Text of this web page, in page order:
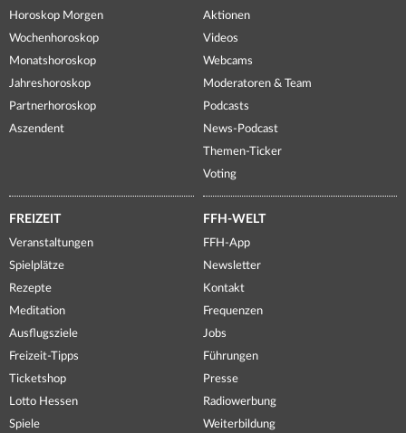
Horoskop Morgen
Wochenhoroskop
Monatshoroskop
Jahreshoroskop
Partnerhoroskop
Aszendent
Aktionen
Videos
Webcams
Moderatoren & Team
Podcasts
News-Podcast
Themen-Ticker
Voting
FREIZEIT
Veranstaltungen
Spielplätze
Rezepte
Meditation
Ausflugsziele
Freizeit-Tipps
Ticketshop
Lotto Hessen
Spiele
FFH-WELT
FFH-App
Newsletter
Kontakt
Frequenzen
Jobs
Führungen
Presse
Radiowerbung
Weiterbildung